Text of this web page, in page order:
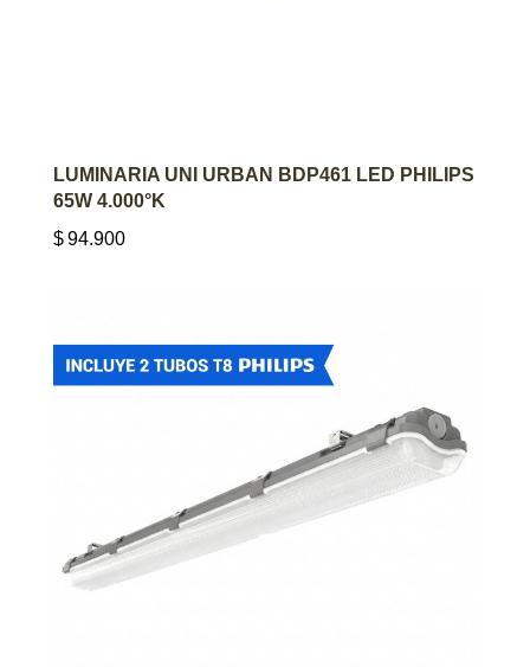
AGREGAR AL CARRITO
LUMINARIA UNI URBAN BDP461 LED PHILIPS
65W 4.000°K
$94.900